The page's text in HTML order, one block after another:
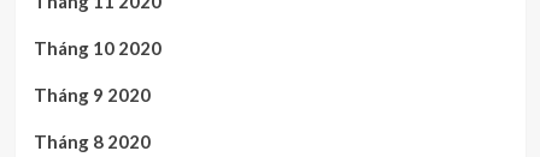
Tháng 10 2020
Tháng 9 2020
Tháng 8 2020